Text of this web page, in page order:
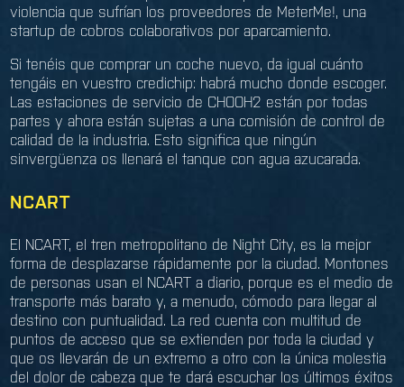
violencia que sufrían los proveedores de MeterMe!, una
startup de cobros colaborativos por aparcamiento.
Si tenéis que comprar un coche nuevo, da igual cuánto
tengáis en vuestro credichip: habrá mucho donde escoger.
Las estaciones de servicio de CHOOH2 están por todas
partes y ahora están sujetas a una comisión de control de
calidad de la industria. Esto significa que ningún
sinvergüenza os llenará el tanque con agua azucarada.
NCART
El NCART, el tren metropolitano de Night City, es la mejor
forma de desplazarse rápidamente por la ciudad. Montones
de personas usan el NCART a diario, porque es el medio de
transporte más barato y, a menudo, cómodo para llegar al
destino con puntualidad. La red cuenta con multitud de
puntos de acceso que se extienden por toda la ciudad y
que os llevarán de un extremo a otro con la única molestia
del dolor de cabeza que te dará escuchar los últimos éxitos